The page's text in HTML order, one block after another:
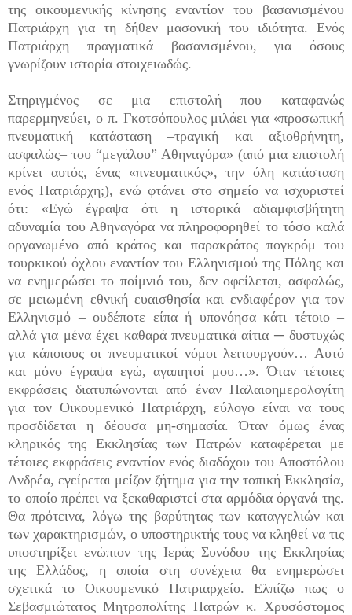
της οικουμενικής κίνησης εναντίον του βασανισμένου
Πατριάρχη για τη δήθεν μασονική του ιδιότητα. Ενός
Πατριάρχη πραγματικά βασανισμένου, για όσους
γνωρίζουν ιστορία στοιχειωδώς.
Στηριγμένος σε μια επιστολή που καταφανώς
παρερμηνεύει, ο π. Γκοτσόπουλος μιλάει για «προσωπική
πνευματική κατάσταση –τραγική και αξιοθρήνητη,
ασφαλώς– του “μεγάλου” Αθηναγόρα» (από μια επιστολή
κρίνει αυτός, ένας «πνευματικός», την όλη κατάσταση
ενός Πατριάρχη;), ενώ φτάνει στο σημείο να ισχυριστεί
ότι: «Εγώ έγραψα ότι η ιστορικά αδιαμφισβήτητη
αδυναμία του Αθηναγόρα να πληροφορηθεί το τόσο καλά
οργανωμένο από κράτος και παρακράτος πογκρόμ του
τουρκικού όχλου εναντίον του Ελληνισμού της Πόλης και
να ενημερώσει το ποίμνιό του, δεν οφείλεται, ασφαλώς,
σε μειωμένη εθνική ευαισθησία και ενδιαφέρον για τον
Ελληνισμό – ουδέποτε είπα ή υπονόησα κάτι τέτοιο –
αλλά για μένα έχει καθαρά πνευματικά αίτια ─ δυστυχώς
για κάποιους οι πνευματικοί νόμοι λειτουργούν… Αυτό
και μόνο έγραψα εγώ, αγαπητοί μου…». Όταν τέτοιες
εκφράσεις διατυπώνονται από έναν Παλαιοημερολογίτη
για τον Οικουμενικό Πατριάρχη, εύλογο είναι να τους
προσδίδεται η δέουσα μη-σημασία. Όταν όμως ένας
κληρικός της Εκκλησίας των Πατρών καταφέρεται με
τέτοιες εκφράσεις εναντίον ενός διαδόχου του Αποστόλου
Ανδρέα, εγείρεται μείζον ζήτημα για την τοπική Εκκλησία,
το οποίο πρέπει να ξεκαθαριστεί στα αρμόδια όργανά της.
Θα πρότεινα, λόγω της βαρύτητας των καταγγελιών και
των χαρακτηρισμών, ο υποστηρικτής τους να κληθεί να τις
υποστηρίξει ενώπιον της Ιεράς Συνόδου της Εκκλησίας
της Ελλάδος, η οποία στη συνέχεια θα ενημερώσει
σχετικά το Οικουμενικό Πατριαρχείο. Ελπίζω πως ο
Σεβασμιώτατος Μητροπολίτης Πατρών κ. Χρυσόστομος